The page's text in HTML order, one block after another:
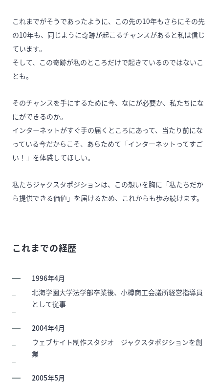
これまでがそうであったように、この先の10年もさらにその先
の10年も、同じように奇跡が起こるチャンスがあると私は信じ
ています。
そして、この奇跡が私のところだけで起きているのではないこ
とも。
そのチャンスを手にするために今、なにが必要か、私たちにな
にができるのか。
インターネットがすぐ手の届くところにあって、当たり前にな
っている今だからこそ、あらためて「インターネットってすご
い！」を体感してほしい。
私たちジャクスタポジションは、この想いを胸に「私たちだか
ら提供できる価値」を届けるため、これからも歩み続けます。
これまでの経歴
1996年4月
北海学園大学法学部卒業後、小樽商工会議所経営指導員
として従事
2004年4月
ウェブサイト制作スタジオ ジャクスタポジションを創
業
2005年5月